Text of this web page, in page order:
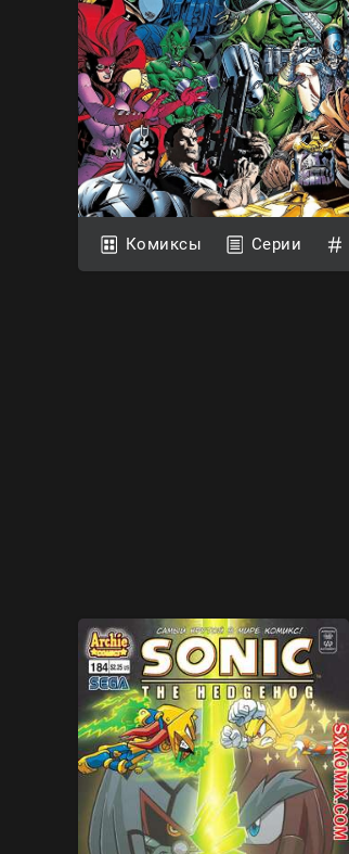
Комиксы Серии